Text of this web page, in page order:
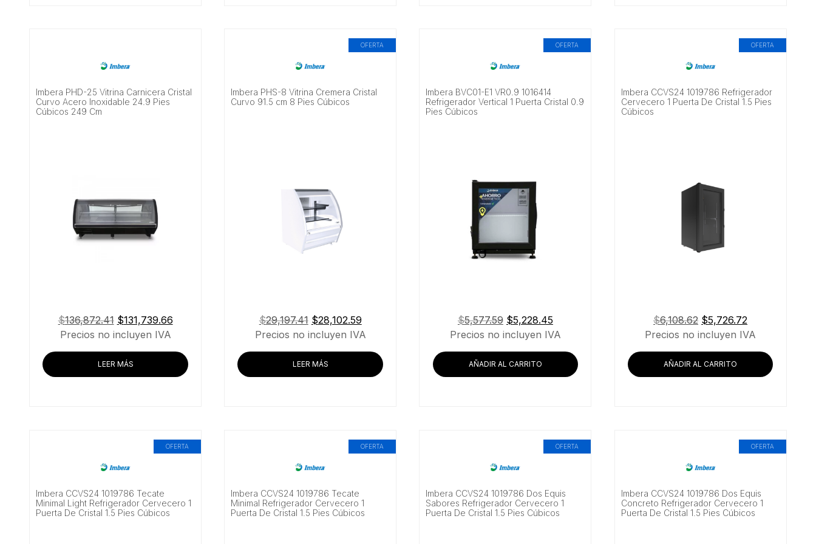
Imbera PHD-25 Vitrina Carnicera Cristal
Curvo Acero Inoxidable 24.9 Pies
Cúbicos 249 Cm
$136,872.41 El
precio
original
era:
$136,872.41.
$131,739.66El
actual
$131,739.66.
Precios no incluyen IVA
LEER MÁS
OFERTA
Imbera PHS-8 Vitrina Cremera Cristal
Curvo 91.5 cm 8 Pies Cúbicos
$29,197.41 El
precio
original
era:
$29,197.41.
$28,102.59El
precio
actual
$28,102.59.
Precios no incluyen IVA
LEER MÁS
OFERTA
Imbera BVC01-E1 VR0.9 1016414
Refrigerador Vertical 1 Puerta Cristal 0.9
Pies Cúbicos
$5,577.59 El
precio
original
era:
$5,577.59.
$5,228.45El
precio
actual
$5,228.45.
Precios no incluyen IVA
AÑADIR AL CARRITO
OFERTA
Imbera CCVS24 1019786 Refrigerador
Cervecero 1 Puerta De Cristal 1.5 Pies
Cúbicos
$6,108.62 El
precio
original
era:
$6,108.62.
$5,726.72
precio
actual
$5,726.72.
Precios no incluyen IVA
AÑADIR AL CARRITO
OFERTA
Imbera CCVS24 1019786 Tecate
Minimal Light Refrigerador Cervecero 1
Puerta De Cristal 1.5 Pies Cúbicos
OFERTA
Imbera CCVS24 1019786 Tecate
Minimal Refrigerador Cervecero 1
Puerta De Cristal 1.5 Pies Cúbicos
OFERTA
Imbera CCVS24 1019786 Dos Equis
Sabores Refrigerador Cervecero 1
Puerta De Cristal 1.5 Pies Cúbicos
OFERTA
Imbera CCVS24 1019786 Dos Equis
Concreto Refrigerador Cervecero 1
Puerta De Cristal 1.5 Pies Cúbicos